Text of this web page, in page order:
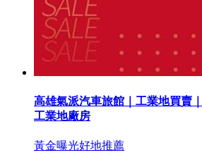
高雄氣派汽車旅館｜工業地買賣
工業地廠房
黃金曝光好地推薦